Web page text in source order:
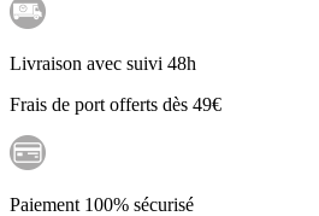
Livraison avec suivi 48h
Frais de port offerts dès 49€
Paiement 100% sécurisé